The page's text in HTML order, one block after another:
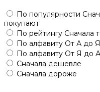
По популярности
покупают
По рейтингу Сначала
По алфавиту От А до Я
По алфавиту От Я до А
Сначала дешевле
Сначала дороже